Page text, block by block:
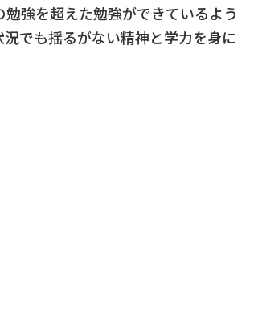
強を超えた勉強ができているよう
でも揺るがない精神と学力を身に